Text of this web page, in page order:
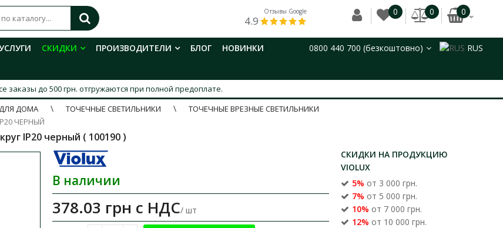
Отзывы Google
4.9
0 0 0
СКИДКИ ПРОИЗВОДИТЕЛИ БЛОГ
НОВИНКИ
0800 440 700 (безкоштовно) RUS
заказы до 500 грн. отгружаются при полной предоплате.
ДОМА ТОЧЕЧНЫЕ СВЕТИЛЬНИКИ
ТОЧЕЧНЫЕ ВРЕЗНЫЕ СВЕТИЛЬНИКИ
ЧЕРНЫЙ
IP20 черный ( 100190 )
В наличии
378.03 грн с НДС/ шт
СКИДКИ НА ПРОДУКЦИЮ
VIOLUX
5% от 3 000 грн.
7% от 5 000 грн.
10% от 7 000 грн.
12% от 10 000 грн.